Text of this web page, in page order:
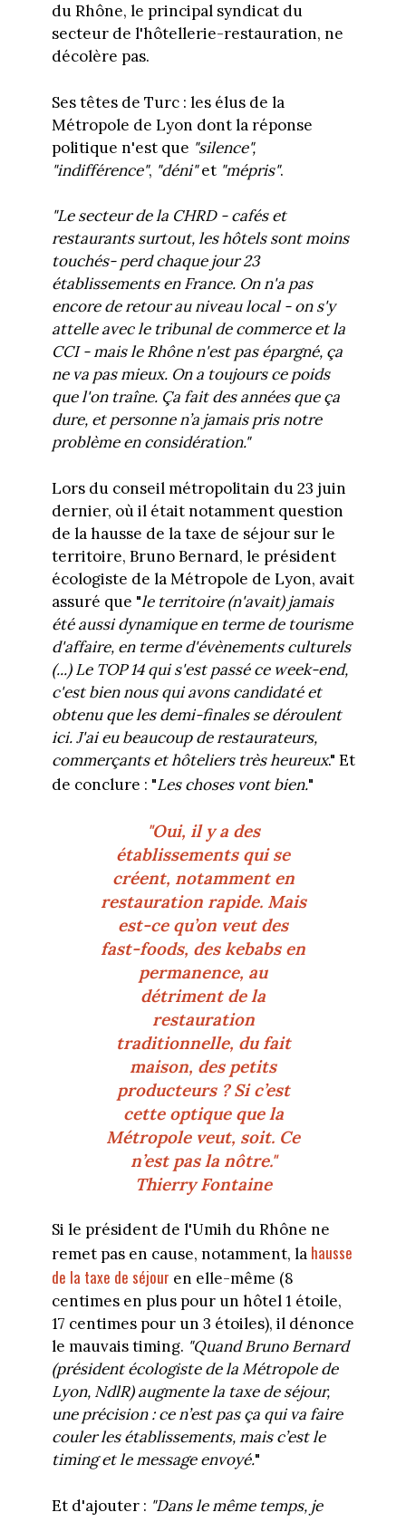
du Rhône, le principal syndicat du
secteur de l'hôtellerie-restauration, ne
décolère pas.
Ses têtes de Turc : les élus de la
Métropole de Lyon dont la réponse
politique n'est que "silence",
"indifférence", "déni"et "mépris".
"Le secteur de la CHRD - cafés et
restaurants surtout, les hôtels sont moins
touchés- perd chaque jour 23
établissements en France. On n'a pas
encore de retour au niveau local - on s'y
attelle avec le tribunal de commerce et la
CCI - mais le Rhône n'est pas épargné, ça
ne va pas mieux. On a toujours ce poids
que l'on traîne. Ça fait des années que ça
dure, et personne n’a jamais pris notre
problème en considération."
Lors du conseil métropolitain du 23 juin
dernier, où il était notamment question
de la hausse de la taxe de séjour sur le
territoire, Bruno Bernard, le président
écologiste de la Métropole de Lyon, avait
assuré que "le territoire (n'avait) jamais
été aussi dynamique en terme de tourisme
d'affaire, en terme d'évènements culturels
(...) Le TOP 14 qui s'est passé ce week-end,
c'est bien nous qui avons candidaté et
obtenu que les demi-finales se déroulent
ici. J'ai eu beaucoup de restaurateurs,
commerçants et hôteliers très heureux." Et
de conclure : "Les choses vont bien."
"Oui, il y a des
établissements qui se
créent, notamment en
restauration rapide. Mais
est-ce qu’on veut des
fast-foods, des kebabs en
permanence, au
détriment de la
restauration
traditionnelle, du fait
maison, des petits
producteurs ? Si c’est
cette optique que la
Métropole veut, soit. Ce
n’est pas la nôtre."
Thierry Fontaine
Si le président de l'Umih du Rhône ne
remet pas en cause, notamment, la hausse
de la taxe de séjour en elle-même (8
centimes en plus pour un hôtel 1 étoile,
17 centimes pour un 3 étoiles), il dénonce
le mauvais timing. "Quand Bruno Bernard
(président écologiste de la Métropole de
Lyon, NdlR) augmente la taxe de séjour,
une précision : ce n’est pas ça qui va faire
couler les établissements, mais c’est le
timing et le message envoyé."
Et d'ajouter : "Dans le même temps, je